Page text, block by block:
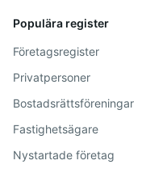
Populära register
Företagsregister
Privatpersoner
Bostadsrättsföreningar
Fastighetsägare
Nystartade företag